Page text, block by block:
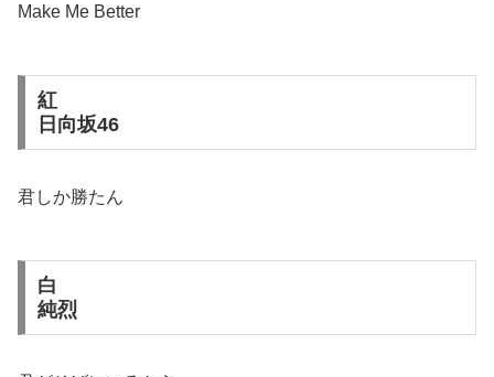
Make Me Better
紅
日向坂46
君しか勝たん
白
純烈